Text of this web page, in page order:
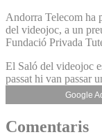
Andorra Telecom ha
del videojoc, a un
Fundació Privada
El Saló del videojoc
passat hi van passar
Google
Comentaris